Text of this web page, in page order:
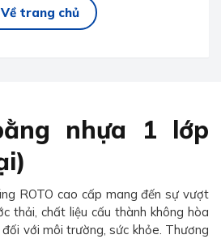
Về trang chủ
nhựa 1 lớp
ROTO cao cấp mang đến sự vượt
thải, chất liệu cấu thành không hòa
với môi trường, sức khỏe. Thương